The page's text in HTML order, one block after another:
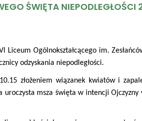
ŚWIĘTA NIEPODLEGŁOŚCI
Ogólnokształcącego im.
odzyskania niepodległości.
złożeniem wiązanek kwiatów i
uroczysta msza święta w intencji